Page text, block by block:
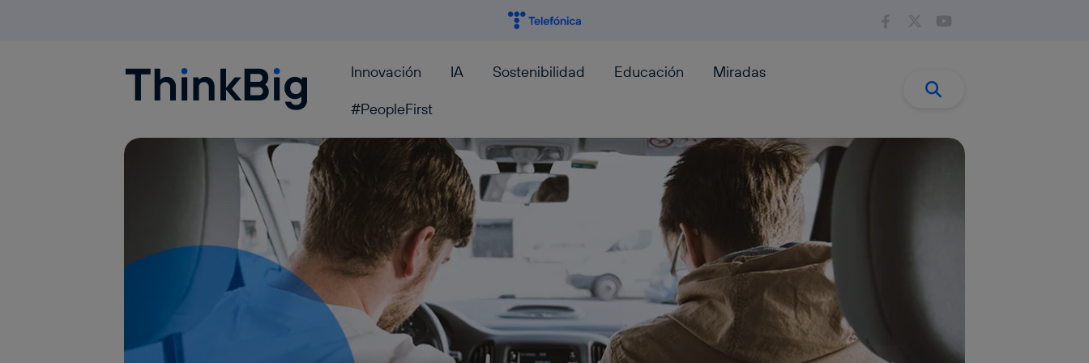
Blogthinkbig.com Innovación IA Sostenibilidad Educación
Miradas
#PeopleFirst
Buscar